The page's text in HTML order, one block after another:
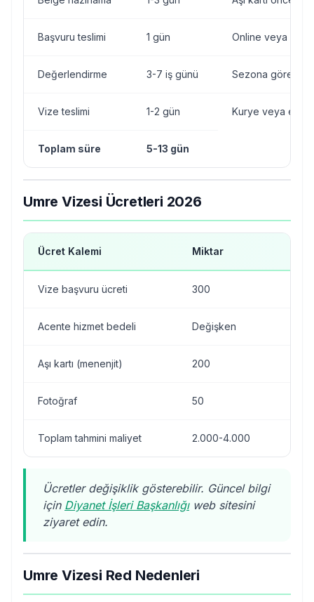
Başvuru teslimi 1 gün Online veya
Değerlendirme 3-7 iş günü Sezona göre
Vize teslimi 1-2 gün Kurye veya elden
Toplam süre 5-13 gün
Umre Vizesi Ücretleri 2026
Ücret Kalemi Miktar
Vize başvuru ücreti 300
Acente hizmet bedeli Değişken
Aşı kartı (menenjit) 200
Fotoğraf 50
Toplam tahmini maliyet 2.000-4.000
Ücretler değişiklik gösterebilir. Güncel bilgi
için Diyanet İşleri Başkanlığıweb sitesini
ziyaret edin.
Umre Vizesi Red Nedenleri